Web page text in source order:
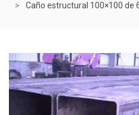
Caño estructural 100×100 de